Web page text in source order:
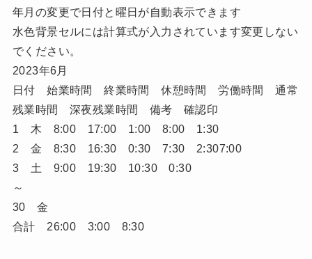
年月の変更で日付と曜日が自動表示できます
水色背景セルには計算式が入力されています変更しない
でください。
2023年6月
日付 始業時間 終業時間 休憩時間 労働時間 通常
残業時間 深夜残業時間 備考 確認印
1 木 8:00 17:00 1:00 8:00 1:30
2 金 8:30 16:30 0:30 7:30 2:307:00
3 土 9:00 19:30 10:30 0:30
～
30 金
合計 26:00 3:00 8:30